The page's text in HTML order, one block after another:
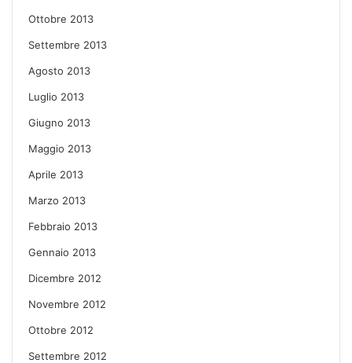
Ottobre 2013
Settembre 2013
Agosto 2013
Luglio 2013
Giugno 2013
Maggio 2013
Aprile 2013
Marzo 2013
Febbraio 2013
Gennaio 2013
Dicembre 2012
Novembre 2012
Ottobre 2012
Settembre 2012